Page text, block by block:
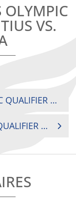
OLYMPIC
VS.
2015 MEN’S SEVENS OLYMPIC QUALIFIER SENEGAL VS. ZAMBIA
2015 MEN’S SEVENS OLYMPIC QUALIFIER KENYA VS. MADAGASCAR